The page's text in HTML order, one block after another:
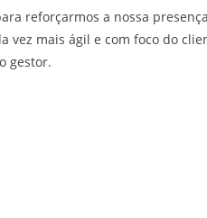
reforçarmos a nossa
vez mais ágil e com foco do
gestor.